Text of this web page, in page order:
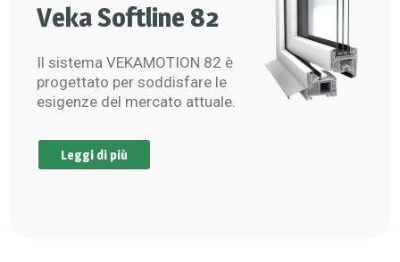
Veka Softline 82
Il sistema VEKAMOTION 82 è
progettato per soddisfare le
esigenze del mercato attuale.
Leggi di più